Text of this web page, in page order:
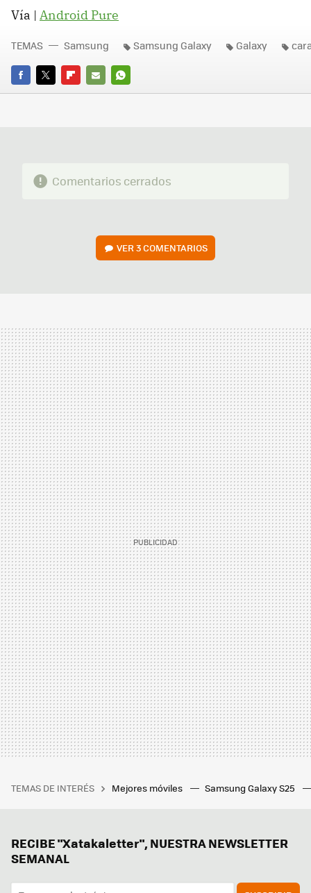
Vía | Android Pure
FACEBOOK
TWITTERFLIPBOARD
E-
WHATSAPP
TEMAS Samsung Samsung Galaxy Galaxy
Comentarios cerrados
VER3 COMENTARIOS
TEMAS DE INTERÉS Mejores móviles Samsung Galaxy S25
RECIBE "Xatakaletter", NUESTRA NEWSLETTER
SEMANAL